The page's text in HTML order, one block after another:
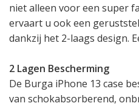
niet alleen voor een super
ervaart u ook een
dankzij het 2-laags design.
2 Lagen Bescherming
De Burga iPhone 13 case
van schokabsorberend,